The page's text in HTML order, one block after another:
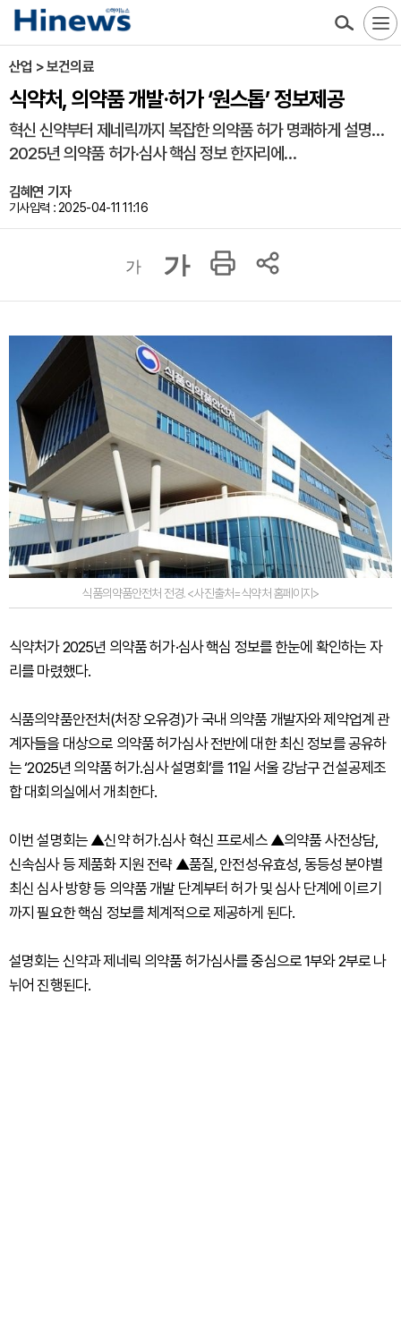
산업 > 보건의료
식약처, 의약품 개발·허가 ‘원스톱’ 정보제공
혁신 신약부터 제네릭까지 복잡한 의약품 허가 명쾌하게 설명…
2025년 의약품 허가·심사 핵심 정보 한자리에…
김혜연 기자
기사입력 : 2025-04-11 11:16
가 가
식품의약품안전처 전경. <사진출처=식약처 홈페이지>
식약처가 2025년 의약품 허가·심사 핵심 정보를 한눈에 확인하는 자
리를 마렸했다.
식품의약품안전처(처장 오유경)가 국내 의약품 개발자와 제약업계 관
계자들을 대상으로 의약품 허가심사 전반에 대한 최신 정보를 공유하
는 ‘2025년 의약품 허가․심사 설명회’를 11일 서울 강남구 건설공제조
합 대회의실에서 개최한다.
이번 설명회는 ▲신약 허가․심사 혁신 프로세스 ▲의약품 사전상담,
신속심사 등 제품화 지원 전략 ▲품질, 안전성·유효성, 동등성 분야별
최신 심사 방향 등 의약품 개발 단계부터 허가 및 심사 단계에 이르기
까지 필요한 핵심 정보를 체계적으로 제공하게 된다.
설명회는 신약과 제네릭 의약품 허가심사를 중심으로 1부와 2부로 나
뉘어 진행된다.